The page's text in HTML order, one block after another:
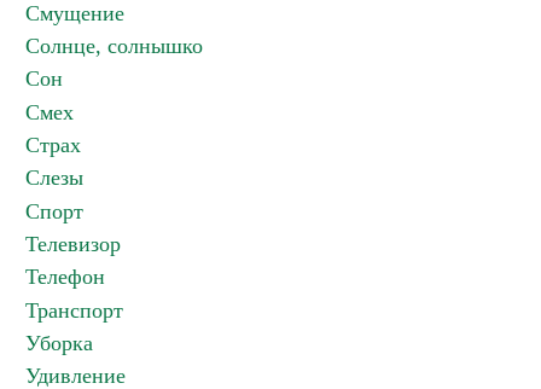
Смущение
Солнце, солнышко
Сон
Смех
Страх
Слезы
Спорт
Телевизор
Телефон
Транспорт
Уборка
Удивление